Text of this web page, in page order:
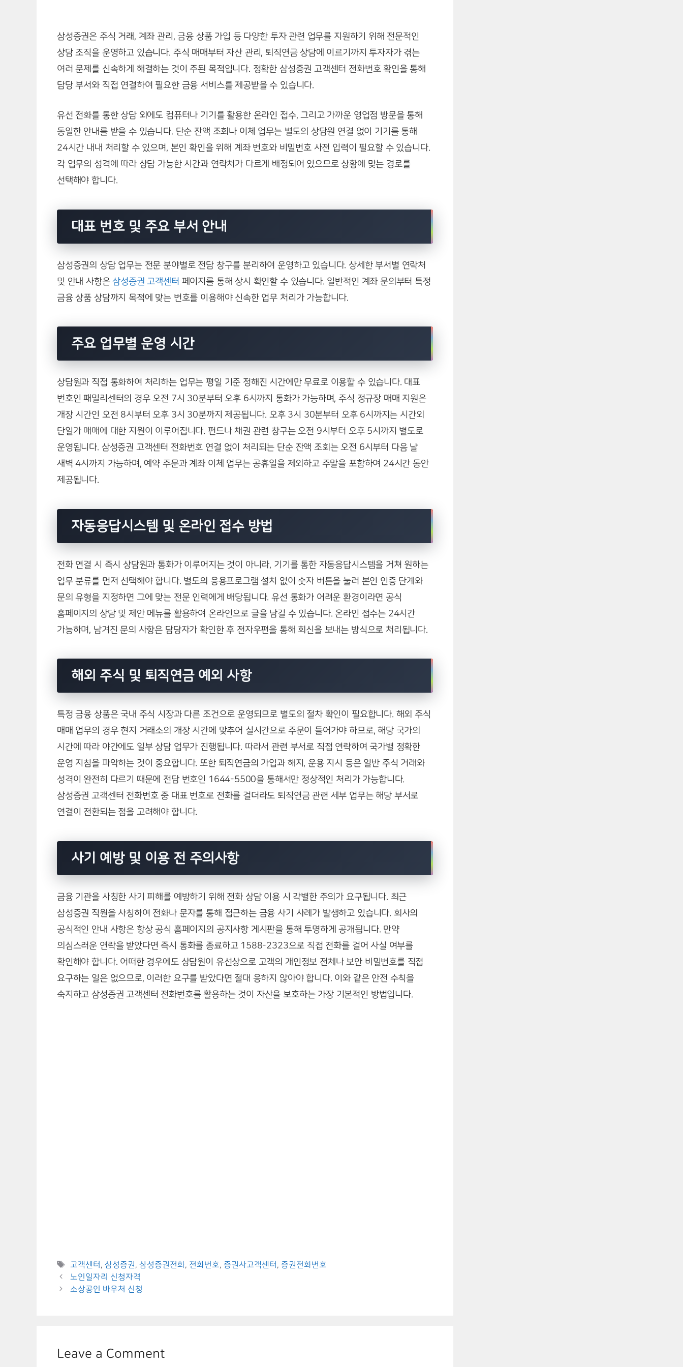
삼성증권은 주식 거래, 계좌 관리, 금융 상품 가입 등 다양한 투자 관련 업무를 지원하기 위해 전문적인
상담 조직을 운영하고 있습니다. 주식 매매부터 자산 관리, 퇴직연금 상담에 이르기까지 투자자가 겪는
여러 문제를 신속하게 해결하는 것이 주된 목적입니다. 정확한 삼성증권 고객센터 전화번호 확인을 통해
담당 부서와 직접 연결하여 필요한 금융 서비스를 제공받을 수 있습니다.
유선 전화를 통한 상담 외에도 컴퓨터나 기기를 활용한 온라인 접수, 그리고 가까운 영업점 방문을 통해
동일한 안내를 받을 수 있습니다. 단순 잔액 조회나 이체 업무는 별도의 상담원 연결 없이 기기를 통해
24시간 내내 처리할 수 있으며, 본인 확인을 위해 계좌 번호와 비밀번호 사전 입력이 필요할 수 있습니다.
각 업무의 성격에 따라 상담 가능한 시간과 연락처가 다르게 배정되어 있으므로 상황에 맞는 경로를
선택해야 합니다.
대표 번호 및 주요 부서 안내
삼성증권의 상담 업무는 전문 분야별로 전담 창구를 분리하여 운영하고 있습니다. 상세한 부서별 연락처
및 안내 사항은삼성증권 고객센터 페이지를 통해 상시 확인할 수 있습니다. 일반적인 계좌 문의부터 특정
금융 상품 상담까지 목적에 맞는 번호를 이용해야 신속한 업무 처리가 가능합니다.
주요 업무별 운영 시간
상담원과 직접 통화하여 처리하는 업무는 평일 기준 정해진 시간에만 무료로 이용할 수 있습니다. 대표
번호인 패밀리센터의 경우 오전 7시 30분부터 오후 6시까지 통화가 가능하며, 주식 정규장 매매 지원은
개장 시간인 오전 8시부터 오후 3시 30분까지 제공됩니다. 오후 3시 30분부터 오후 6시까지는 시간외
단일가 매매에 대한 지원이 이루어집니다. 펀드나 채권 관련 창구는 오전 9시부터 오후 5시까지 별도로
운영됩니다. 삼성증권 고객센터 전화번호 연결 없이 처리되는 단순 잔액 조회는 오전 6시부터 다음 날
새벽 4시까지 가능하며, 예약 주문과 계좌 이체 업무는 공휴일을 제외하고 주말을 포함하여 24시간 동안
제공됩니다.
자동응답시스템 및 온라인 접수 방법
전화 연결 시 즉시 상담원과 통화가 이루어지는 것이 아니라, 기기를 통한 자동응답시스템을 거쳐 원하는
업무 분류를 먼저 선택해야 합니다. 별도의 응용프로그램 설치 없이 숫자 버튼을 눌러 본인 인증 단계와
문의 유형을 지정하면 그에 맞는 전문 인력에게 배당됩니다. 유선 통화가 어려운 환경이라면 공식
홈페이지의 상담 및 제안 메뉴를 활용하여 온라인으로 글을 남길 수 있습니다. 온라인 접수는 24시간
가능하며, 남겨진 문의 사항은 담당자가 확인한 후 전자우편을 통해 회신을 보내는 방식으로 처리됩니다.
해외 주식 및 퇴직연금 예외 사항
특정 금융 상품은 국내 주식 시장과 다른 조건으로 운영되므로 별도의 절차 확인이 필요합니다. 해외 주식
매매 업무의 경우 현지 거래소의 개장 시간에 맞추어 실시간으로 주문이 들어가야 하므로, 해당 국가의
시간에 따라 야간에도 일부 상담 업무가 진행됩니다. 따라서 관련 부서로 직접 연락하여 국가별 정확한
운영 지침을 파악하는 것이 중요합니다. 또한 퇴직연금의 가입과 해지, 운용 지시 등은 일반 주식 거래와
성격이 완전히 다르기 때문에 전담 번호인 1644-5500을 통해서만 정상적인 처리가 가능합니다.
삼성증권 고객센터 전화번호 중 대표 번호로 전화를 걸더라도 퇴직연금 관련 세부 업무는 해당 부서로
연결이 전환되는 점을 고려해야 합니다.
사기 예방 및 이용 전 주의사항
금융 기관을 사칭한 사기 피해를 예방하기 위해 전화 상담 이용 시 각별한 주의가 요구됩니다. 최근
삼성증권 직원을 사칭하여 전화나 문자를 통해 접근하는 금융 사기 사례가 발생하고 있습니다. 회사의
공식적인 안내 사항은 항상 공식 홈페이지의 공지사항 게시판을 통해 투명하게 공개됩니다. 만약
의심스러운 연락을 받았다면 즉시 통화를 종료하고 1588-2323으로 직접 전화를 걸어 사실 여부를
확인해야 합니다. 어떠한 경우에도 상담원이 유선상으로 고객의 개인정보 전체나 보안 비밀번호를 직접
요구하는 일은 없으므로, 이러한 요구를 받았다면 절대 응하지 않아야 합니다. 이와 같은 안전 수칙을
숙지하고 삼성증권 고객센터 전화번호를 활용하는 것이 자산을 보호하는 가장 기본적인 방법입니다.
Tags
고객센터 , 삼성증권, 삼성증권전화, 전화번호, 증권사고객센터 , 증권전화번호
노인일자리 신청자격
소상공인 바우처 신청
Leave a Comment